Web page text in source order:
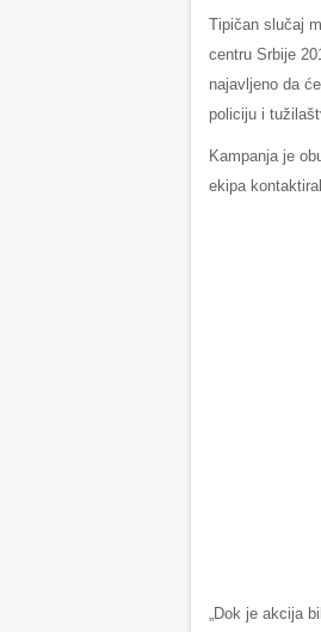
Tipičan slučaj
centru Srbije
najavljeno da
policiju i
Kampanja je
ekipa
„Dok je akcija